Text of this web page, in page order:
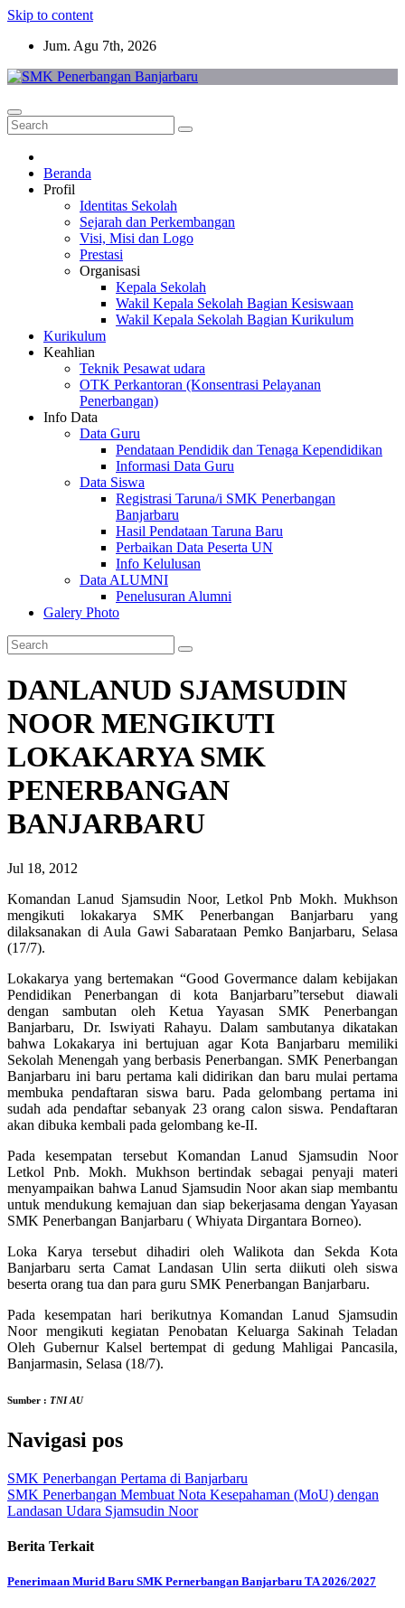
Skip to content
Jum. Agu 7th, 2026
Beranda
Profil
Identitas Sekolah
Sejarah dan Perkembangan
Visi, Misi dan Logo
Prestasi
Organisasi
Kepala Sekolah
Wakil Kepala Sekolah Bagian Kesiswaan
Wakil Kepala Sekolah Bagian Kurikulum
Kurikulum
Keahlian
Teknik Pesawat udara
OTK Perkantoran (Konsentrasi Pelayanan
Penerbangan)
Info Data
Data Guru
Pendataan Pendidik dan Tenaga Kependidikan
Informasi Data Guru
Data Siswa
Registrasi Taruna/i SMK Penerbangan
Banjarbaru
Hasil Pendataan Taruna Baru
Perbaikan Data Peserta UN
Info Kelulusan
Data ALUMNI
Penelusuran Alumni
Galery Photo
DANLANUD SJAMSUDIN
NOOR MENGIKUTI
LOKAKARYA SMK
PENERBANGAN
BANJARBARU
Jul 18, 2012
Komandan Lanud Sjamsudin Noor, Letkol Pnb Mokh. Mukhson
mengikuti lokakarya SMK Penerbangan Banjarbaru yang
dilaksanakan di Aula Gawi Sabarataan Pemko Banjarbaru, Selasa
(17/7).
Lokakarya yang bertemakan “Good Govermance dalam kebijakan
Pendidikan Penerbangan di kota Banjarbaru”tersebut diawali
dengan sambutan oleh Ketua Yayasan SMK Penerbangan
Banjarbaru, Dr. Iswiyati Rahayu. Dalam sambutanya dikatakan
bahwa Lokakarya ini bertujuan agar Kota Banjarbaru memiliki
Sekolah Menengah yang berbasis Penerbangan. SMK Penerbangan
Banjarbaru ini baru pertama kali didirikan dan baru mulai pertama
membuka pendaftaran siswa baru. Pada gelombang pertama ini
sudah ada pendaftar sebanyak 23 orang calon siswa. Pendaftaran
akan dibuka kembali pada gelombang ke-II.
Pada kesempatan tersebut Komandan Lanud Sjamsudin Noor
Letkol Pnb. Mokh. Mukhson bertindak sebagai penyaji materi
menyampaikan bahwa Lanud Sjamsudin Noor akan siap membantu
untuk mendukung kemajuan dan siap bekerjasama dengan Yayasan
SMK Penerbangan Banjarbaru ( Whiyata Dirgantara Borneo).
Loka Karya tersebut dihadiri oleh Walikota dan Sekda Kota
Banjarbaru serta Camat Landasan Ulin serta diikuti oleh siswa
beserta orang tua dan para guru SMK Penerbangan Banjarbaru.
Pada kesempatan hari berikutnya Komandan Lanud Sjamsudin
Noor mengikuti kegiatan Penobatan Keluarga Sakinah Teladan
Oleh Gubernur Kalsel bertempat di gedung Mahligai Pancasila,
Banjarmasin, Selasa (18/7).
Sumber : TNI AU
Navigasi pos
SMK Penerbangan Pertama di Banjarbaru
SMK Penerbangan Membuat Nota Kesepahaman (MoU) dengan
Landasan Udara Sjamsudin Noor
Berita Terkait
Penerimaan Murid Baru SMK Pernerbangan Banjarbaru TA 2026/2027